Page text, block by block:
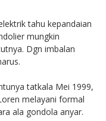
tahu kepandaian
mungkin
Dgn imbalan
tatkala Mei 1999,
melayani formal
ala gondola anyar.